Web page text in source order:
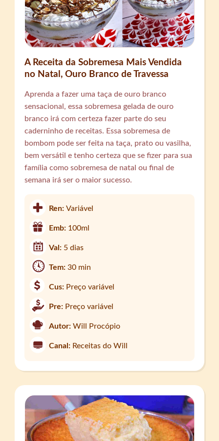
A Receita da Sobremesa Mais Vendida
no Natal, Ouro Branco de Travessa
Aprenda a fazer uma taça de ouro branco
sensacional, essa sobremesa gelada de ouro
branco irá com certeza fazer parte do seu
caderninho de receitas. Essa sobremesa de
bombom pode ser feita na taça, prato ou vasilha,
bem versátil e tenho certeza que se fizer para sua
família como sobremesa de natal ou final de
semana irá ser o maior sucesso.
Ren:Variável
Emb: 100ml
Val: 5 dias
Tem:30 min
Cus: Preço variável
Pre: Preço variável
Autor: Will Procópio
Canal: Receitas do Will